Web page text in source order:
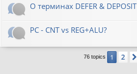
О терминах DEFER & DEPOSIT
PC - CNT vs REG+ALU?
76 topics 1 2